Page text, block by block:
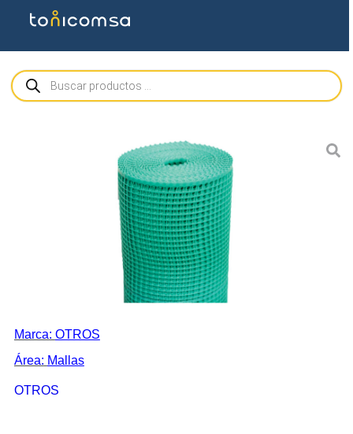
Marca: OTROS
Área: Mallas
OTROS